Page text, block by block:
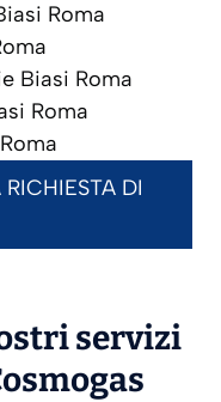
Roma
Biasi Roma
Roma
DI
servizi